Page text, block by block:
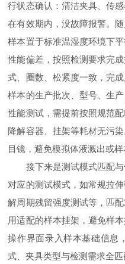
行状态确认：清洁夹具、传
在有效期内，没故障报警。
样本置于标准温湿度环境下
性能偏差，按照检测要求完
式、圈数、松紧度一致，完
样本的生产批次、型号、生
性能测试，需提前按照规范
降解容器、挂架等耗材无污
目镜，避免模拟体液溅出或样
接下来是测试模式匹配与
对应的测试模式，如常规拉
解周期残留强度测试等，匹
用适配的样本挂架，避免样
操作界面录入样本基础信息
式、夹具类型与检测需求全匹